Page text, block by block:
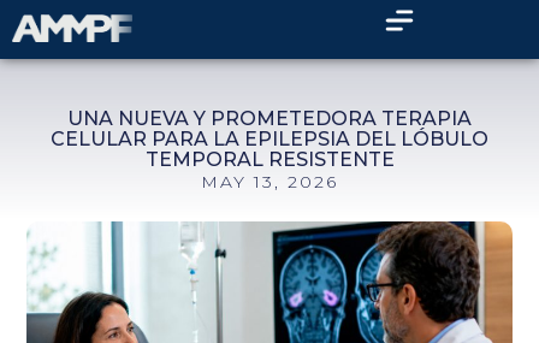
UNA NUEVA Y PROMETEDORA TERAPIA
CELULAR PARA LA EPILEPSIA DEL LÓBULO
TEMPORAL RESISTENTE
MAY 13, 2026